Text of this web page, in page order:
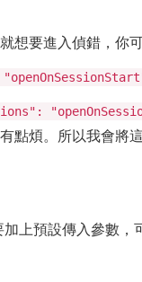
想要進入偵錯，你
點煩。所以我會將
上預設傳入參數，